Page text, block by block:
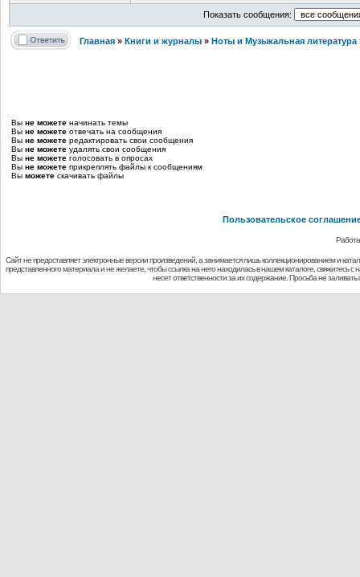
Показать сообщения:
Главная » Книги и журналы » Ноты и Музыкальная литература
Вы не можете начинать темы
Вы не можете отвечать на сообщения
Вы не можете редактировать свои сообщения
Вы не можете удалять свои сообщения
Вы не можете голосовать в опросах
Вы не можете прикреплять файлы к сообщениям
Вы можете скачивать файлы
Пользовательское
Сайт не предоставляет электронные версии произведений, а занимается лишь коллекционированием и
представленного материала и не желаете, чтобы ссылка на него находилась в нашем каталоге,
несет ответственности за их содержание. Просьба не